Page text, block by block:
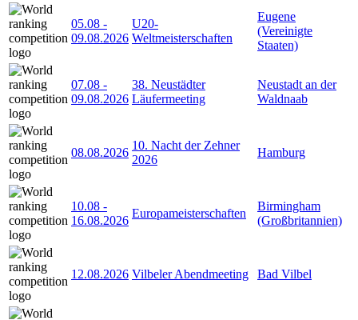
05.08 -
09.08.2026
U20-
Weltmeisterschaften
Eugene
(Vereinigte
Staaten)
07.08 -
09.08.2026
38. Neustädter
Läufermeeting
Neustadt an der
Waldnaab
08.08.2026
10. Nacht der Zehner
2026
Hamburg
10.08 -
16.08.2026
Europameisterschaften
Birmingham
(Großbritannien)
12.08.2026 Vilbeler Abendmeeting Bad Vilbel